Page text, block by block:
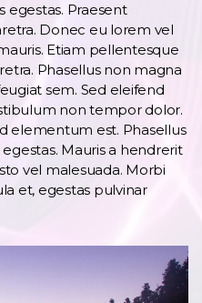
egestas. Praesent
Donec eu lorem vel
Etiam pellentesque
Phasellus non magna
sem. Sed eleifend
non tempor dolor.
elementum est. Phasellus
Mauris a hendrerit
vel malesuada. Morbi
et, egestas pulvinar